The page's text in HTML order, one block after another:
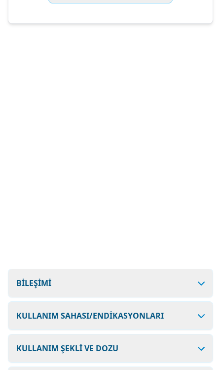
BİLEŞİMİ
KULLANIM SAHASI/ENDİKASYONLARI
KULLANIM ŞEKLİ VE DOZU